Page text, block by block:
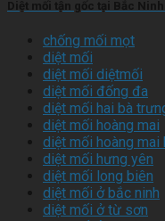
Diệt mối tận gốc tại Bắc
chống mối mọt
diệt mối
diệt mối diệtmối
diệt mối đống đa
diệt mối hai bà
diệt mối hoàng mai
diệt mối hoàng mai
diệt mối hưng yên
diệt mối long biên
diệt mối ở bắc ninh
diệt mối ở từ sơn